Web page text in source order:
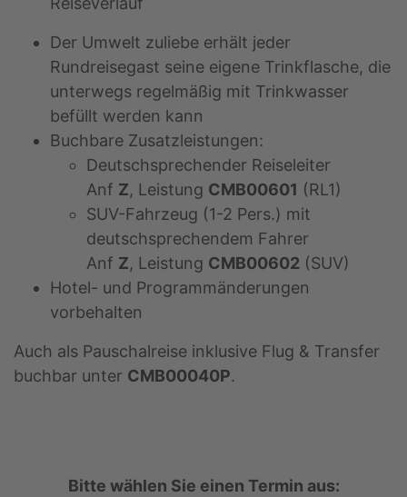
Der Umwelt zuliebe erhält jeder
Rundreisegast seine eigene Trinkflasche, die
unterwegs regelmäßig mit Trinkwasser
befüllt werden kann
Buchbare Zusatzleistungen:
Deutschsprechender Reiseleiter
Anf Z, Leistung CMB00601 (RL1)
SUV-Fahrzeug (1-2 Pers.) mit
deutschsprechendem Fahrer
Anf Z, Leistung CMB00602 (SUV)
Hotel- und Programmänderungen
vorbehalten
Auch als Pauschalreise inklusive Flug & Transfer
buchbar unter CMB00040P.
Bitte wählen Sie einen Termin aus: